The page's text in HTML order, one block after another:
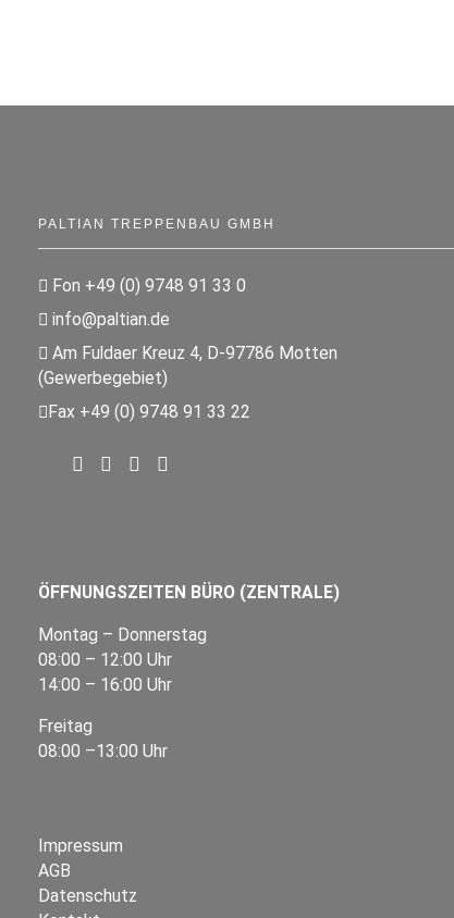
PALTIAN TREPPENBAU GMBH
Fon +49 (0) 9748 91 33 0
info@paltian.de
Am Fuldaer Kreuz 4, D-97786 Motten
(Gewerbegebiet)
Fax +49 (0) 9748 91 33 22
ÖFFNUNGSZEITEN BÜRO (ZENTRALE)
Montag – Donnerstag
08:00 – 12:00 Uhr
14:00 – 16:00 Uhr
Freitag
08:00 –13:00 Uhr
Impressum
AGB
Datenschutz